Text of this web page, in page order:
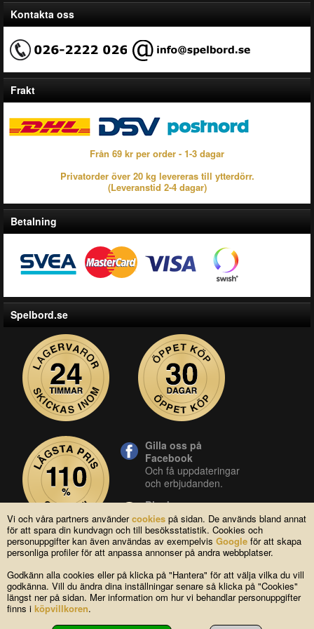
Vi och våra partners användercookies på sidan. De används bland annat
för att spara din kundvagn och till besöksstatistik. Cookies och
personuppgifter kan även användas av exempelvis Google för att skapa
personliga profiler för att anpassa annonser på andra webbplatser.
Godkänn alla cookies eller på klicka på "Hantera" för att välja vilka du vill
godkänna. Vill du ändra dina inställningar senare så klicka på "Cookies"
längst ner på sidan. Mer information om hur vi behandlar personuppgifter
finns i köpvillkoren.
Kontakta oss
Frakt
Från 69 kr per order - 1-3 dagar
Privatorder över 20 kg levereras till ytterdörr.
(Leveranstid 2-4 dagar)
Betalning
Spelbord.se
Gilla oss på
Facebook
Och få uppdateringar
och erbjudanden.
Blocket
Vår butik på blocket.
YouTube
Se våra produkter live
Copyright © 2004-2026 Lagsidan AB
FAQ|Om oss|Köpvillkor|Cookies |Kontakta oss